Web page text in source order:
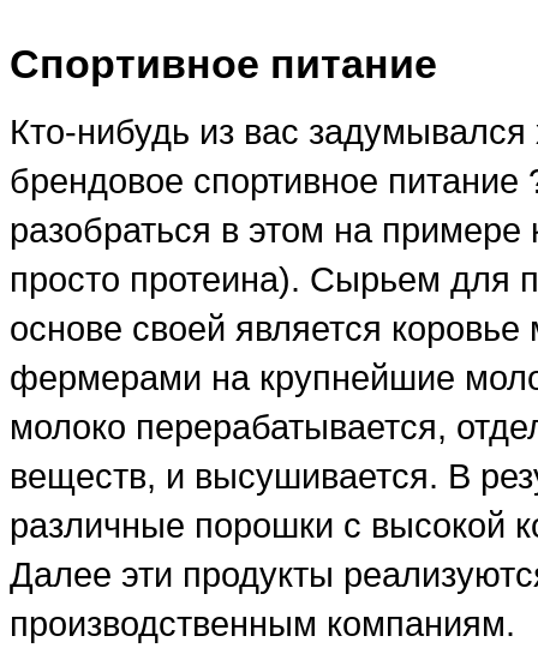
Спортивное питание
Кто-нибудь из вас
брендовое спортивное
разобраться в этом на примере
просто протеина). Сырьем для
основе своей является
фермерами на крупнейшие
молоко перерабатывается,
веществ, и высушивается. В
различные порошки с высокой
Далее эти продукты
производственным компаниям.